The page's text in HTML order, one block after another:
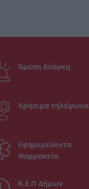
Άμεση Ανάγκη
Χρήσιμα τηλέφωνα
Εφημερεύοντα
Φαρμακεία
Κ.Ε.Π Δήμων